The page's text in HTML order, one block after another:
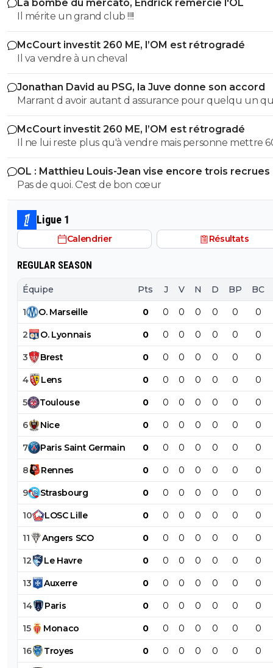
La bombe du mercato, Endrick remercie l'OL
Il mérite un grand club !!!!
McCourt investit 260 ME, l’OM est rétrogradé
Il va vendre à un cheval
Jonathan David au PSG, la Juve donne son accord
Marrant d avoir autant d assurance pour quelqu un
trompe avec autant de régularité... Ton arrogance
presque impressionnant si elle était accompagnée d
quelconque talent, mais bref, je te laisserais volontiers
raison mais je crains la qualité de notre conversation !!!
McCourt investit 260 ME, l’OM est rétrogradé
Il ne lui reste plus qu'à vendre mais personne mettre 600
millions d'euros dans le club. A moins que du côté de
Saoudite ou du Golfe Persique un fou allonge la
mais je n'y crois guère.
OL : Matthieu Louis-Jean vise encore trois recrues
Pas de quoi. C'est de bon cœur
Ligue 1
Calendrier Résultats
REGULAR SEASON
Équipe Pts J V N D BP BC
1 O. Marseille 0 0 0 0 0 0 0
2 O. Lyonnais 0 0 0 0 0 0 0
3 Brest 0 0 0 0 0 0 0
4 Lens 0 0 0 0 0 0 0
5 Toulouse 0 0 0 0 0 0 0
6 Nice 0 0 0 0 0 0 0
7 Paris Saint Germain 0 0 0 0 0 0 0
8 Rennes 0 0 0 0 0 0 0
9 Strasbourg 0 0 0 0 0 0 0
10 LOSC Lille 0 0 0 0 0 0 0
11 Angers SCO 0 0 0 0 0 0 0
12 Le Havre 0 0 0 0 0 0 0
13 Auxerre 0 0 0 0 0 0 0
14 Paris 0 0 0 0 0 0 0
15 Monaco 0 0 0 0 0 0 0
16 Troyes 0 0 0 0 0 0 0